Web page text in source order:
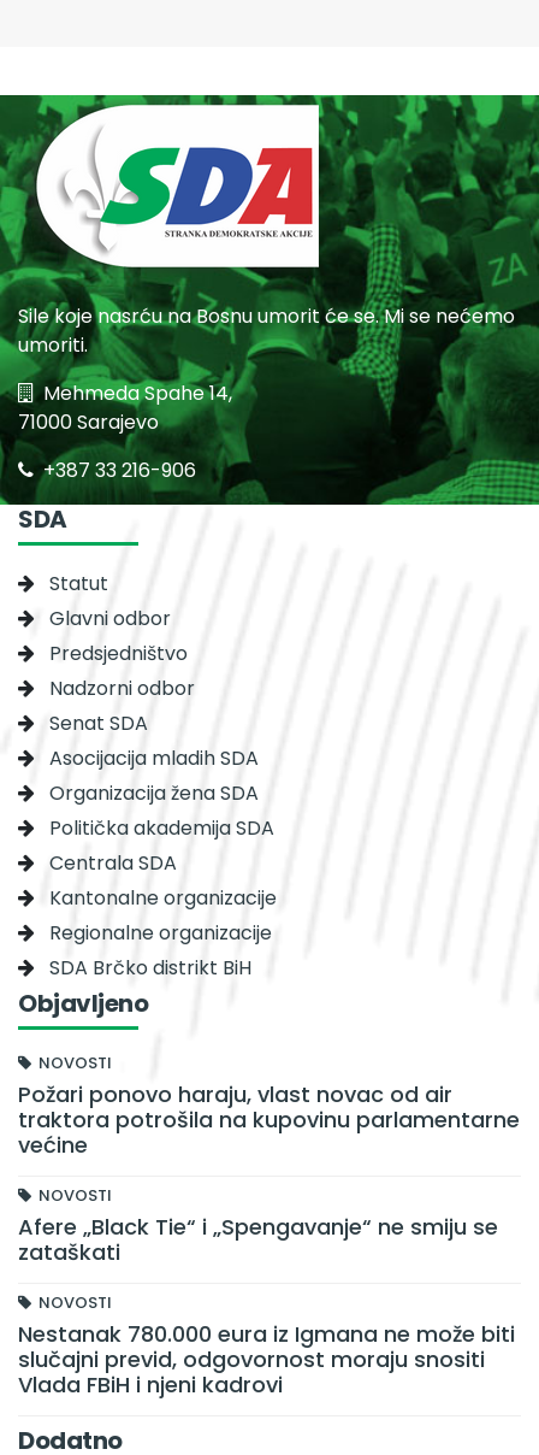
Sile koje nasrću na Bosnu umorit će se. Mi se nećemo
umoriti.
Mehmeda Spahe 14,
71000 Sarajevo
+387 33 216-906
SDA
Statut
Glavni odbor
Predsjedništvo
Nadzorni odbor
Senat SDA
Asocijacija mladih SDA
Organizacija žena SDA
Politička akademija SDA
Centrala SDA
Kantonalne organizacije
Regionalne organizacije
SDA Brčko distrikt BiH
Objavljeno
NOVOSTI
Požari ponovo haraju, vlast novac od air
traktora potrošila na kupovinu parlamentarne
većine
NOVOSTI
Afere „Black Tie“ i „Spengavanje“ ne smiju se
zataškati
NOVOSTI
Nestanak 780.000 eura iz Igmana ne može biti
slučajni previd, odgovornost moraju snositi
Vlada FBiH i njeni kadrovi
Dodatno